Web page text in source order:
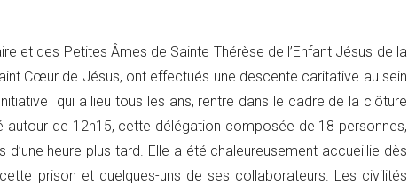
et des Petites Âmes de Sainte Thérèse de l’Enfant Jésus de la
Cœur de Jésus, ont effectués une descente caritative au sein
qui a lieu tous les ans, rentre dans le cadre de la clôture
autour de 12h15, cette délégation composée de 18 personnes,
heure plus tard. Elle a été chaleureusement accueillie dès
prison et quelques-uns de ses collaborateurs. Les civilités